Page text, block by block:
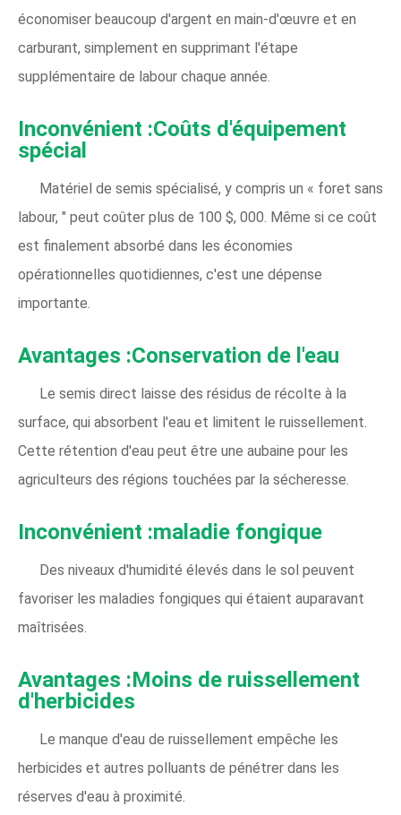
économiser beaucoup d'argent en main-d'œuvre et en
carburant, simplement en supprimant l'étape
supplémentaire de labour chaque année.
Inconvénient :Coûts d'équipement
spécial
Matériel de semis spécialisé, y compris un « foret sans
labour, " peut coûter plus de 100 $, 000. Même si ce coût
est finalement absorbé dans les économies
opérationnelles quotidiennes, c'est une dépense
importante.
Avantages :Conservation de l'eau
Le semis direct laisse des résidus de récolte à la
surface, qui absorbent l'eau et limitent le ruissellement.
Cette rétention d'eau peut être une aubaine pour les
agriculteurs des régions touchées par la sécheresse.
Inconvénient :maladie fongique
Des niveaux d'humidité élevés dans le sol peuvent
favoriser les maladies fongiques qui étaient auparavant
maîtrisées.
Avantages :Moins de ruissellement
d'herbicides
Le manque d'eau de ruissellement empêche les
herbicides et autres polluants de pénétrer dans les
réserves d'eau à proximité.